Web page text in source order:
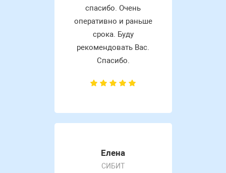
спасибо. Очень
оперативно и раньше
срока. Буду
рекомендовать Вас.
Спасибо.
Елена
СИБИТ